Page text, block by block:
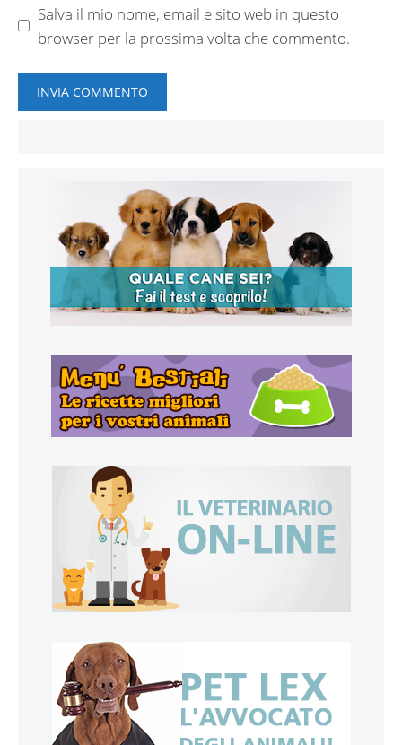
Salva il mio nome, email e sito web in questo
browser per la prossima volta che commento.